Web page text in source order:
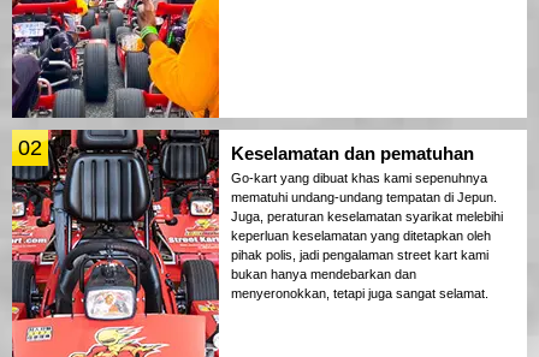
02 Keselamatan dan pematuhan
Go-kart yang dibuat khas kami sepenuhnya
mematuhi undang-undang tempatan di Jepun.
Juga, peraturan keselamatan syarikat melebihi
keperluan keselamatan yang ditetapkan oleh
pihak polis, jadi pengalaman street kart kami
bukan hanya mendebarkan dan
menyeronokkan, tetapi juga sangat selamat.